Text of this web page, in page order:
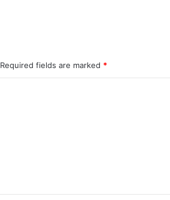
Required fields are marked *